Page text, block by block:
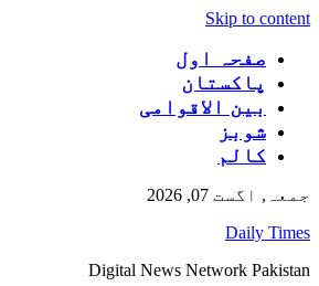
Skip to content
صفحہ اول
پاکستان
بین الاقوامی
شوبز
کالم
جمعہ, اگست 07, 2026
Daily Times
Digital News Network Pakistan